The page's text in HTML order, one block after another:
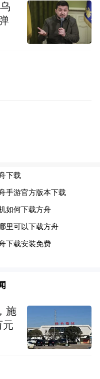
素有“圣湖之源”
湿地、峡谷、河
致，是避暑、观
验的优选之地。当
活县”战略，擦亮
施
元